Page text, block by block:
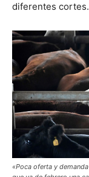
diferentes cortes.
«Poca oferta y